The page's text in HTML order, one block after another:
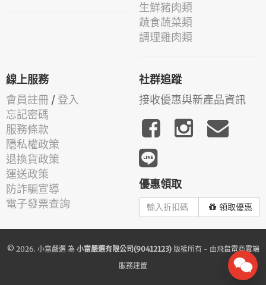
生鮮豬肉類
蔬食蔬菜類
調理雞肉類
線上服務
會員註冊 / 登入
忘記密碼
服務條款
隱私權政策
退換貨政策
運送政策
防詐騙宣導
電子發票查詢
社群追蹤
接收優惠與新產品資訊
優惠領取
領取優惠
© 2026. 小富嚴選為 小富嚴選有限公司(90412123)版權所有 - 由飛鼠電商雲端
服務建置